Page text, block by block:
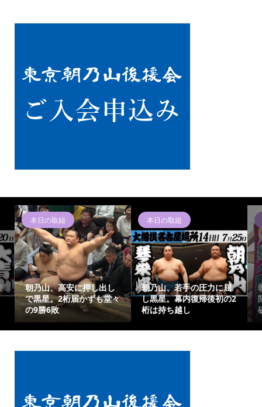
本日の取組
朝乃山、高安に押し出し
で黒星。2桁届かずも堂々
の9勝6敗
本日の取組
朝乃山、若手の圧力に屈
し黒星。幕内復帰後初の2
桁は持ち越し